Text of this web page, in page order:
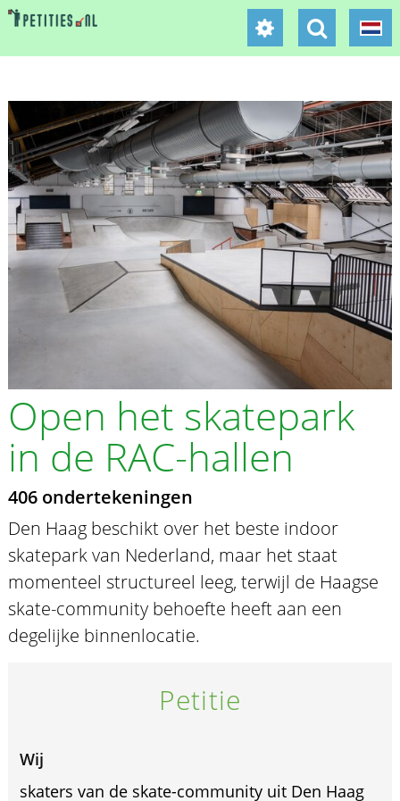
Open het skatepark
in de RAC-hallen
406 ondertekeningen
Den Haag beschikt over het beste indoor
skatepark van Nederland, maar het staat
momenteel structureel leeg, terwijl de Haagse
skate-community behoefte heeft aan een
degelijke binnenlocatie.
Petitie
Wij
skaters van de skate-community uit Den Haag